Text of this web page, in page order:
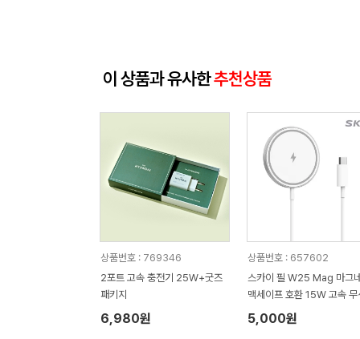
이 상품과 유사한추천상품
상품번호 : 769346
2포트 고속 충전기 25W+굿즈
패키지
6,980원
상품번호 : 657602
스카이 필 W25 Mag 마그
맥세이프 호환 15W 고속 무
충전기
5,000원